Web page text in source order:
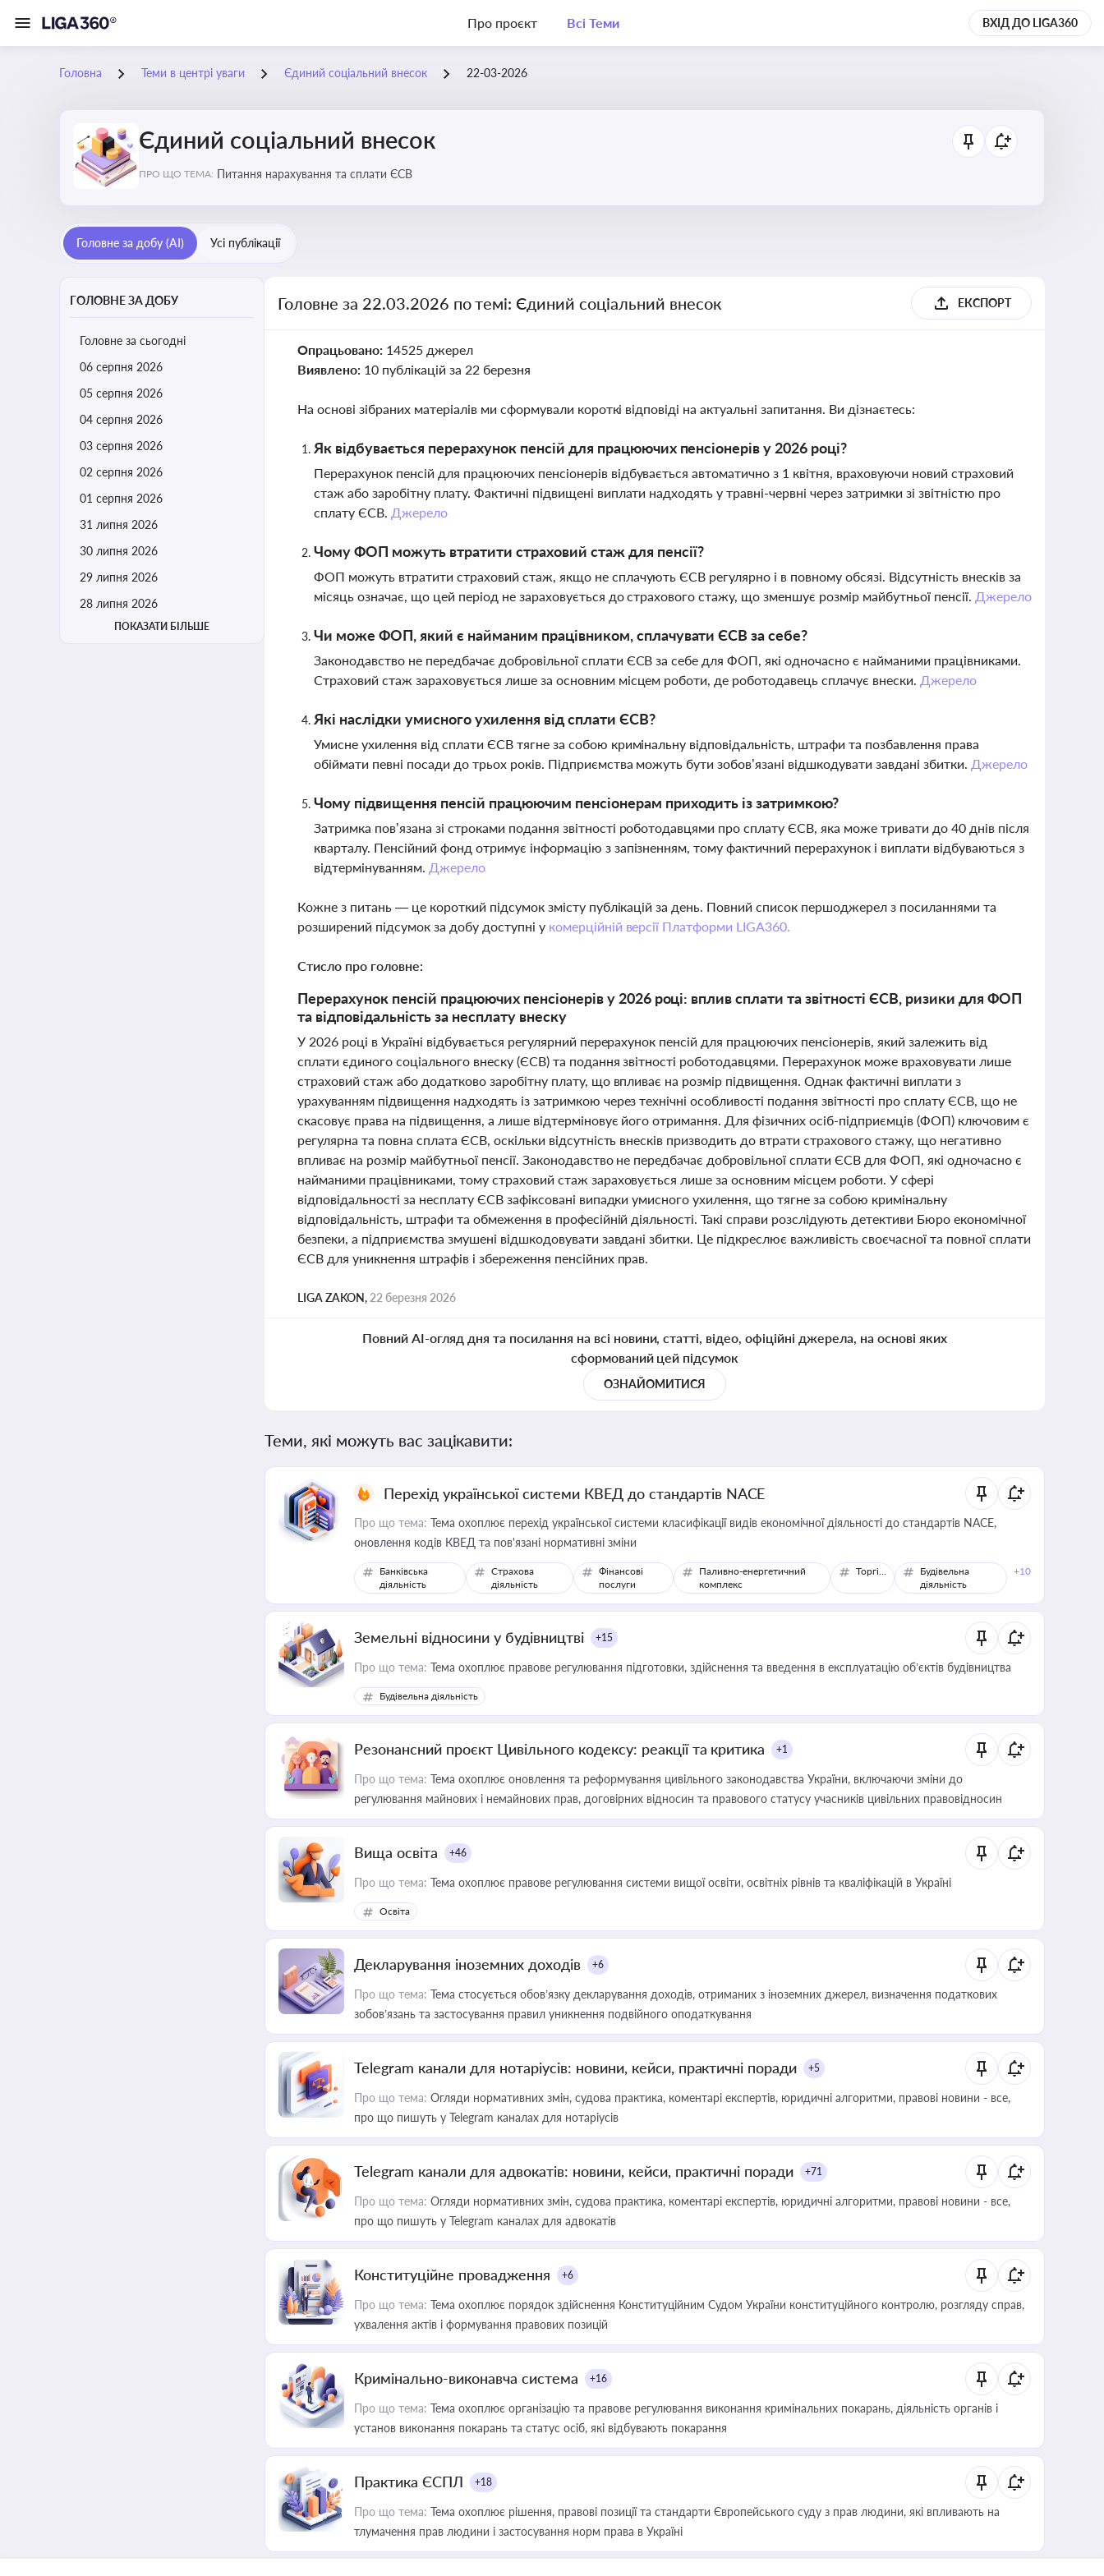
Про проєкт Всі Теми ВХІД ДО LIGA360
Головна Теми в центрі уваги Єдиний соціальний внесок 22-03-2026
Єдиний соціальний внесок
ПРО ЩО ТЕМА: Питання нарахування та сплати ЄСВ
Головне за добу (AI) Усі публікації
ГОЛОВНЕ ЗА ДОБУ
Головне за сьогодні
06 серпня 2026
05 серпня 2026
04 серпня 2026
03 серпня 2026
02 серпня 2026
01 серпня 2026
31 липня 2026
30 липня 2026
29 липня 2026
28 липня 2026
ПОКАЗАТИ БІЛЬШЕ
Головне за 22.03.2026 по темі: Єдиний соціальний внесок ЕКСПОРТ
Опрацьовано: 14525 джерел
Виявлено: 10 публікацій за 22 березня
На основі зібраних матеріалів ми сформували короткі відповіді на актуальні запитання. Ви дізнаєтесь:
Як відбувається перерахунок пенсій для працюючих пенсіонерів у 2026 році?
Перерахунок пенсій для працюючих пенсіонерів відбувається автоматично з 1 квітня, враховуючи новий страховий
стаж або заробітну плату. Фактичні підвищені виплати надходять у травні-червні через затримки зі звітністю про
сплату ЄСВ. Джерело
Чому ФОП можуть втратити страховий стаж для пенсії?
ФОП можуть втратити страховий стаж, якщо не сплачують ЄСВ регулярно і в повному обсязі. Відсутність внесків за
місяць означає, що цей період не зараховується до страхового стажу, що зменшує розмір майбутньої пенсії. Джерело
Чи може ФОП, який є найманим працівником, сплачувати ЄСВ за себе?
Законодавство не передбачає добровільної сплати ЄСВ за себе для ФОП, які одночасно є найманими працівниками.
Страховий стаж зараховується лише за основним місцем роботи, де роботодавець сплачує внески. Джерело
Які наслідки умисного ухилення від сплати ЄСВ?
Умисне ухилення від сплати ЄСВ тягне за собою кримінальну відповідальність, штрафи та позбавлення права
обіймати певні посади до трьох років. Підприємства можуть бути зобов’язані відшкодувати завдані збитки. Джерело
Чому підвищення пенсій працюючим пенсіонерам приходить із затримкою?
Затримка пов’язана зі строками подання звітності роботодавцями про сплату ЄСВ, яка може тривати до 40 днів після
кварталу. Пенсійний фонд отримує інформацію з запізненням, тому фактичний перерахунок і виплати відбуваються з
відтермінуванням. Джерело
Кожне з питань — це короткий підсумок змісту публікацій за день. Повний список першоджерел з посиланнями та
розширений підсумок за добу доступні у комерційній версії Платформи LIGA360.
Стисло про головне:
Перерахунок пенсій працюючих пенсіонерів у 2026 році: вплив сплати та звітності ЄСВ, ризики для ФОП
та відповідальність за несплату внеску
У 2026 році в Україні відбувається регулярний перерахунок пенсій для працюючих пенсіонерів, який залежить від
сплати єдиного соціального внеску (ЄСВ) та подання звітності роботодавцями. Перерахунок може враховувати лише
страховий стаж або додатково заробітну плату, що впливає на розмір підвищення. Однак фактичні виплати з
урахуванням підвищення надходять із затримкою через технічні особливості подання звітності про сплату ЄСВ, що не
скасовує права на підвищення, а лише відтерміновує його отримання. Для фізичних осіб-підприємців (ФОП) ключовим є
регулярна та повна сплата ЄСВ, оскільки відсутність внесків призводить до втрати страхового стажу, що негативно
впливає на розмір майбутньої пенсії. Законодавство не передбачає добровільної сплати ЄСВ для ФОП, які одночасно є
найманими працівниками, тому страховий стаж зараховується лише за основним місцем роботи. У сфері
відповідальності за несплату ЄСВ зафіксовані випадки умисного ухилення, що тягне за собою кримінальну
відповідальність, штрафи та обмеження в професійній діяльності. Такі справи розслідують детективи Бюро економічної
безпеки, а підприємства змушені відшкодовувати завдані збитки. Це підкреслює важливість своєчасної та повної сплати
ЄСВ для уникнення штрафів і збереження пенсійних прав.
LIGA ZAKON, 22 березня 2026
Повний AI-огляд дня та посилання на всі новини, статті, відео, офіційні джерела, на основі яких
сформований цей підсумок
ОЗНАЙОМИТИСЯ
Теми, які можуть вас зацікавити:
Перехід української системи КВЕД до стандартів NACE
Про що тема: Тема охоплює перехід української системи класифікації видів економічної діяльності до стандартів NACE,
оновлення кодів КВЕД та пов'язані нормативні зміни
Банківська
діяльність
Страхова
діяльність
Фінансові
послуги
Паливно-енергетичний
комплекс
Торгівля
Будівельна
діяльність
+10
Земельні відносини у будівництві +15
Про що тема: Тема охоплює правове регулювання підготовки, здійснення та введення в експлуатацію об’єктів будівництва
Будівельна діяльність
Резонансний проєкт Цивільного кодексу: реакції та критика +1
Про що тема: Тема охоплює оновлення та реформування цивільного законодавства України, включаючи зміни до
регулювання майнових і немайнових прав, договірних відносин та правового статусу учасників цивільних правовідносин
Вища освіта +46
Про що тема: Тема охоплює правове регулювання системи вищої освіти, освітніх рівнів та кваліфікацій в Україні
Освіта
Декларування іноземних доходів +6
Про що тема: Тема стосується обов’язку декларування доходів, отриманих з іноземних джерел, визначення податкових
зобов’язань та застосування правил уникнення подвійного оподаткування
Telegram канали для нотаріусів: новини, кейси, практичні поради +5
Про що тема: Огляди нормативних змін, судова практика, коментарі експертів, юридичні алгоритми, правові новини - все,
про що пишуть у Telegram каналах для нотаріусів
Telegram канали для адвокатів: новини, кейси, практичні поради +71
Про що тема: Огляди нормативних змін, судова практика, коментарі експертів, юридичні алгоритми, правові новини - все,
про що пишуть у Telegram каналах для адвокатів
Конституційне провадження +6
Про що тема: Тема охоплює порядок здійснення Конституційним Судом України конституційного контролю, розгляду справ,
ухвалення актів і формування правових позицій
Кримінально-виконавча система +16
Про що тема: Тема охоплює організацію та правове регулювання виконання кримінальних покарань, діяльність органів і
установ виконання покарань та статус осіб, які відбувають покарання
Практика ЄСПЛ +18
Про що тема: Тема охоплює рішення, правові позиції та стандарти Європейського суду з прав людини, які впливають на
тлумачення прав людини і застосування норм права в Україні